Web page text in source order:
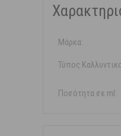
Μάρκα:
Τύπος
Ποσότητα σε ml: